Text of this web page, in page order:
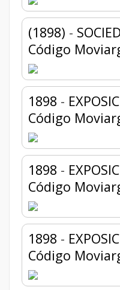
(1898) -
Código
1898 -
Código
1898 -
Código
1898 -
Código